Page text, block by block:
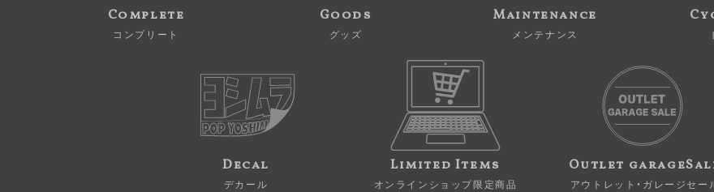
Complete
コンプリート
Goods
グッズ
Maintenance
メンテナンス
Decal
デカール
Limited Items
オンラインショップ限定商品
Outlet
アウトレット・ガレージセー